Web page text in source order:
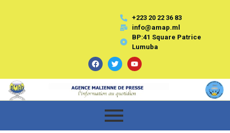
+223 20 22 36 83
info@amap.ml
BP:41 Square Patrice
Lumuba